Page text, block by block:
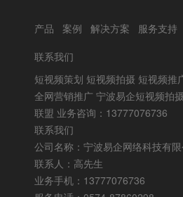
产品 案例 解决方案 服务支持
联系我们
短视频策划 短视频拍摄 短视频推
全网营销推广 宁波易企短视频拍
联盟 业务咨询：13777076736
联系我们
公司名称：宁波易企网络科技有限
联系人：高先生
业务手机：13777076736